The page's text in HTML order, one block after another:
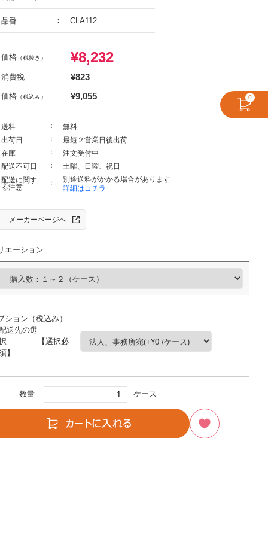
品番 CLA112
価格 （税抜き） ¥8,232
消費税 ¥823
価格 （税込み） ¥9,055
送料
無料
出荷日
最短２営業日後出荷
在庫
注文受付中
配送不可日
土曜、日曜、祝日
配送に関す
る注意
別途送料がかかる場合があります
詳細はコチラ
メーカーページへ
エーション
ション（税込み）
送先の選
【選択必
】
数量 ケース
0